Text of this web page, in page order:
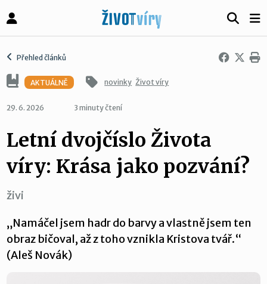
Přehled článků
AKTUÁLNĚ novinky Život víry
29. 6. 2026 3 minuty čtení
Letní dvojčíslo Života
víry: Krása jako pozvání?
živi
„Namáčel jsem hadr do barvy a vlastně jsem ten
obraz bičoval, až z toho vznikla Kristova tvář.“
(Aleš Novák)